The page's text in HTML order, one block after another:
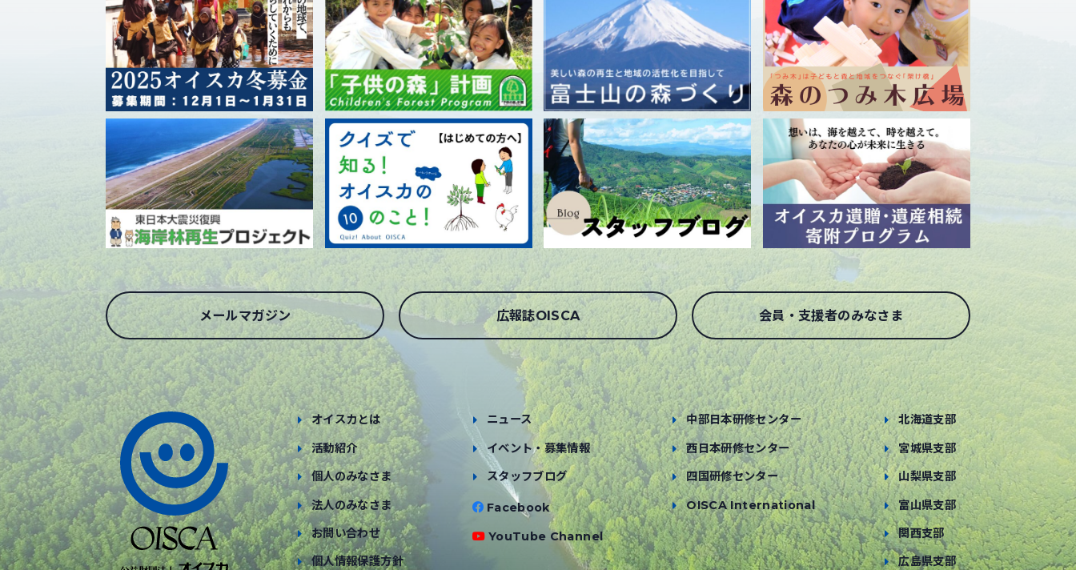
メールマガジン 広報誌OISCA 会員・支援者のみなさま
オイスカとは
活動紹介
個人のみなさま
法人のみなさま
お問い合わせ
個人情報保護方針
ニュース
イベント・募集情報
スタッフブログ
Facebook
YouTube Channel
中部日本研修センター
西日本研修センター
四国研修センター
OISCA International
北海道支部
宮城県支部
山梨県支部
富山県支部
関西支部
広島県支部